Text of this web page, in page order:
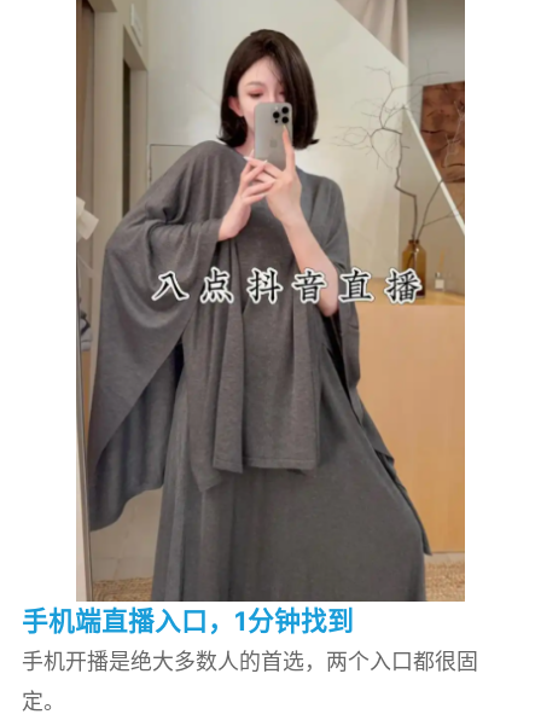
手机端直播入口，1分钟找到
手机开播是绝大多数人的首选，两个入口都很固
定。